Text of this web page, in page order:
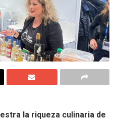
la riqueza culinaria de